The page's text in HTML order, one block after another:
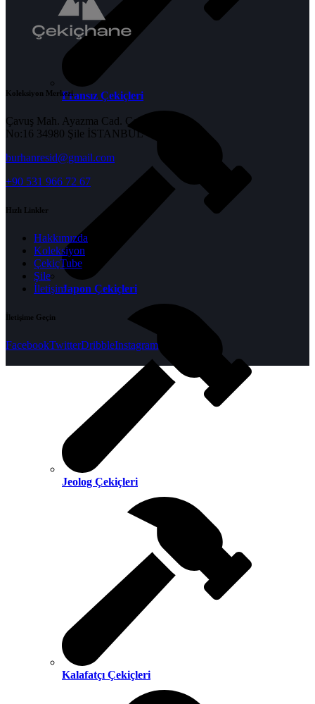
Fransız Çekiçleri
Japon Çekiçleri
Jeolog Çekiçleri
Kalafatçı Çekiçleri
Koleksiyon Merkezi
Çavuş Mah. Ayazma Cad. Çekiç Apt.
No:16 34980 Şile İSTANBUL
burhanresid@gmail.com
+90 531 966 72 67
Hızlı Linkler
Hakkımızda
Koleksiyon
ÇekiçTube
Şile
İletişim
İletişime Geçin
FacebookTwitterDribbleInstagram